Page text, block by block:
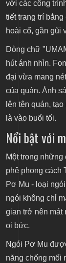
với các công
tiết trang trí
hoài cổ, gần gũi
Dòng chữ
hút ánh nhìn.
đại vừa mang
của quán. Ánh
lên tên quán,
là vào buổi tối.
Nổi bật với
Một trong những
phê phong cách
Pơ Mu - loại
ngói không chỉ
gian trở nên mát
oi bức.
Ngói Pơ Mu
năng chống mối